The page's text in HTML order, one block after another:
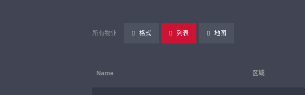
所有物业 格式 列表 地图
Name 区域